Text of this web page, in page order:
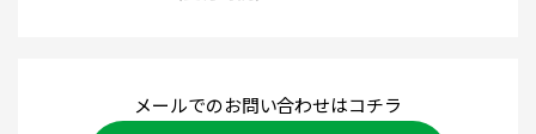
メールでのお問い合わせはコチラ